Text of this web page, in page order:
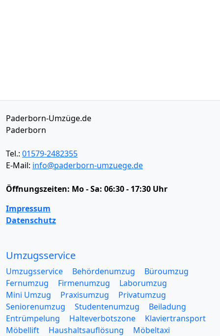
Paderborn-Umzüge.de
Paderborn
Tel.: 01579-2482355
E-Mail: info@paderborn-umzuege.de
Öffnungszeiten: Mo - Sa: 06:30 - 17:30 Uhr
Impressum
Datenschutz
Umzugsservice
Umzugsservice Behördenumzug
Büroumzug
Fernumzug
Firmenumzug
Laborumzug
Mini Umzug
Praxisumzug
Privatumzug
Seniorenumzug
Studentenumzug
Beiladung
Entrümpelung
Halteverbotszone
Klaviertransport
Möbellift
Haushaltsauflösung
Möbeltaxi